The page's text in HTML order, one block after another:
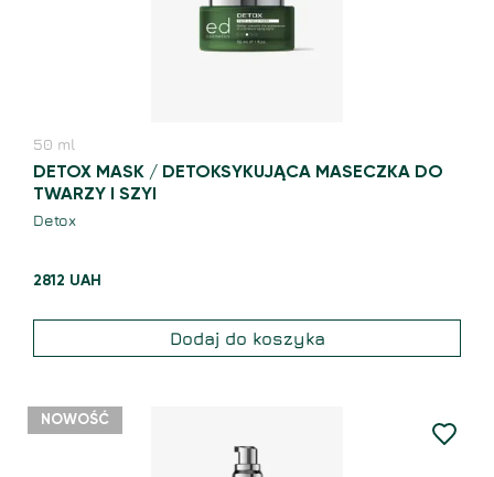
50 ml
DETOX MASK / DETOKSYKUJĄCA MASECZKA DO
TWARZY I SZYI
Detox
2812 UAH
Dodaj do koszyka
NOWOŚĆ